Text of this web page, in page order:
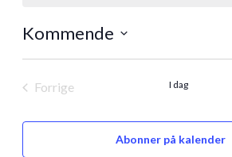
Kommende
Vælg
Forrige
I dag
Abonner på kalender